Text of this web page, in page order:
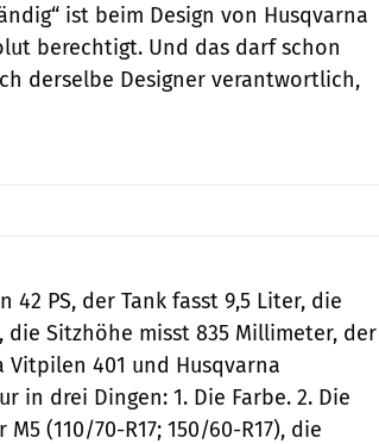
ist beim Design von Husqvarna
berechtigt. Und das darf schon
derselbe Designer verantwortlich,
PS, der Tank fasst 9,5 Liter, die
Sitzhöhe misst 835 Millimeter, der
Vitpilen 401 und Husqvarna
in drei Dingen: 1. Die Farbe. 2. Die
(110/70-R17; 150/60-R17), die